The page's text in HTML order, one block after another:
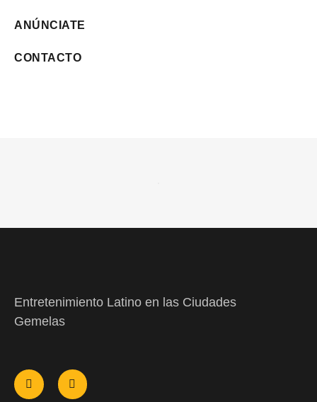
ANÚNCIATE
CONTACTO
Entretenimiento Latino en las Ciudades
Gemelas